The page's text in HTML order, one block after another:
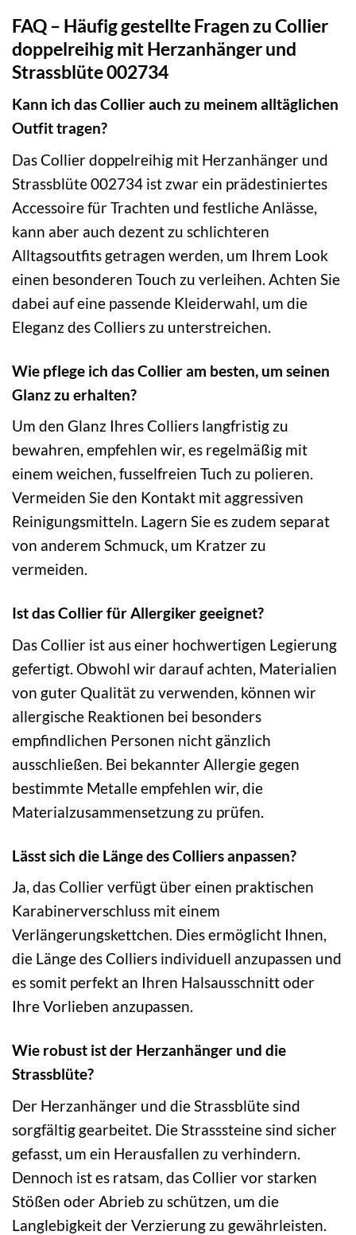
FAQ – Häufig gestellte Fragen zu Collier
doppelreihig mit Herzanhänger und
Strassblüte 002734
Kann ich das Collier auch zu meinem alltäglichen
Outfit tragen?
Das Collier doppelreihig mit Herzanhänger und
Strassblüte 002734 ist zwar ein prädestiniertes
Accessoire für Trachten und festliche Anlässe,
kann aber auch dezent zu schlichteren
Alltagsoutfits getragen werden, um Ihrem Look
einen besonderen Touch zu verleihen. Achten Sie
dabei auf eine passende Kleiderwahl, um die
Eleganz des Colliers zu unterstreichen.
Wie pflege ich das Collier am besten, um seinen
Glanz zu erhalten?
Um den Glanz Ihres Colliers langfristig zu
bewahren, empfehlen wir, es regelmäßig mit
einem weichen, fusselfreien Tuch zu polieren.
Vermeiden Sie den Kontakt mit aggressiven
Reinigungsmitteln. Lagern Sie es zudem separat
von anderem Schmuck, um Kratzer zu
vermeiden.
Ist das Collier für Allergiker geeignet?
Das Collier ist aus einer hochwertigen Legierung
gefertigt. Obwohl wir darauf achten, Materialien
von guter Qualität zu verwenden, können wir
allergische Reaktionen bei besonders
empfindlichen Personen nicht gänzlich
ausschließen. Bei bekannter Allergie gegen
bestimmte Metalle empfehlen wir, die
Materialzusammensetzung zu prüfen.
Lässt sich die Länge des Colliers anpassen?
Ja, das Collier verfügt über einen praktischen
Karabinerverschluss mit einem
Verlängerungskettchen. Dies ermöglicht Ihnen,
die Länge des Colliers individuell anzupassen und
es somit perfekt an Ihren Halsausschnitt oder
Ihre Vorlieben anzupassen.
Wie robust ist der Herzanhänger und die
Strassblüte?
Der Herzanhänger und die Strassblüte sind
sorgfältig gearbeitet. Die Strasssteine sind sicher
gefasst, um ein Herausfallen zu verhindern.
Dennoch ist es ratsam, das Collier vor starken
Stößen oder Abrieb zu schützen, um die
Langlebigkeit der Verzierung zu gewährleisten.